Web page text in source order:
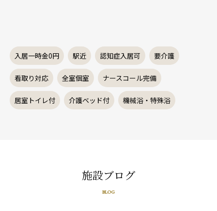
入居一時金0円 駅近 認知症入居可 要介護
看取り対応 全室個室 ナースコール完備
居室トイレ付 介護ベッド付 機械浴・特殊浴
施設ブログ
BLOG